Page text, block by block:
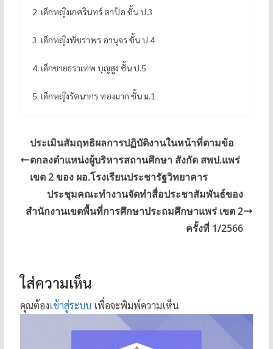
2. เด็กหญิงเกศรินทร์ ตาป้อ ชั้น ป.3
3. เด็กหญิงพัชราพร อานุจร ชั้น ป.4
4. เด็กชายธราเทพ บุญสูง ชั้น ป.5
5. เด็กหญิงรัตนากร ทองมาก ชั้น ม.1
ประเมินสัมฤทธิผลการปฏิบัติงานในหน้าที่ตามข้อ
ตกลงตำแหน่งผู้บริหารสถานศึกษา สังกัด สพป.แพร่
เขต 2 ของ ผอ.โรงเรียนประชารัฐวิทยาคาร
ประชุมคณะทำงานจัดทำสื่อประชาสัมพันธ์ของ
สำนักงานเขตพื้นที่การศึกษาประถมศึกษาแพร่ เขต 2
ครั้งที่ 1/2566
ใส่ความเห็น
คุณต้องเข้าสู่ระบบ เพื่อจะพิมพ์ความเห็น